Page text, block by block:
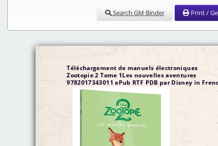
Search GM Binder Print /
Téléchargement de manuels électroniques
Zootopie 2 Tome 1Les nouvelles aventures
9782017343011 ePub RTF PDB par Disney in